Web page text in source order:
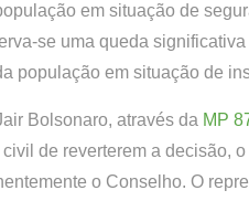
em situação de
se uma queda
população em situação de
Bolsonaro, através da MP
de reverterem a decisão,
o Conselho. O